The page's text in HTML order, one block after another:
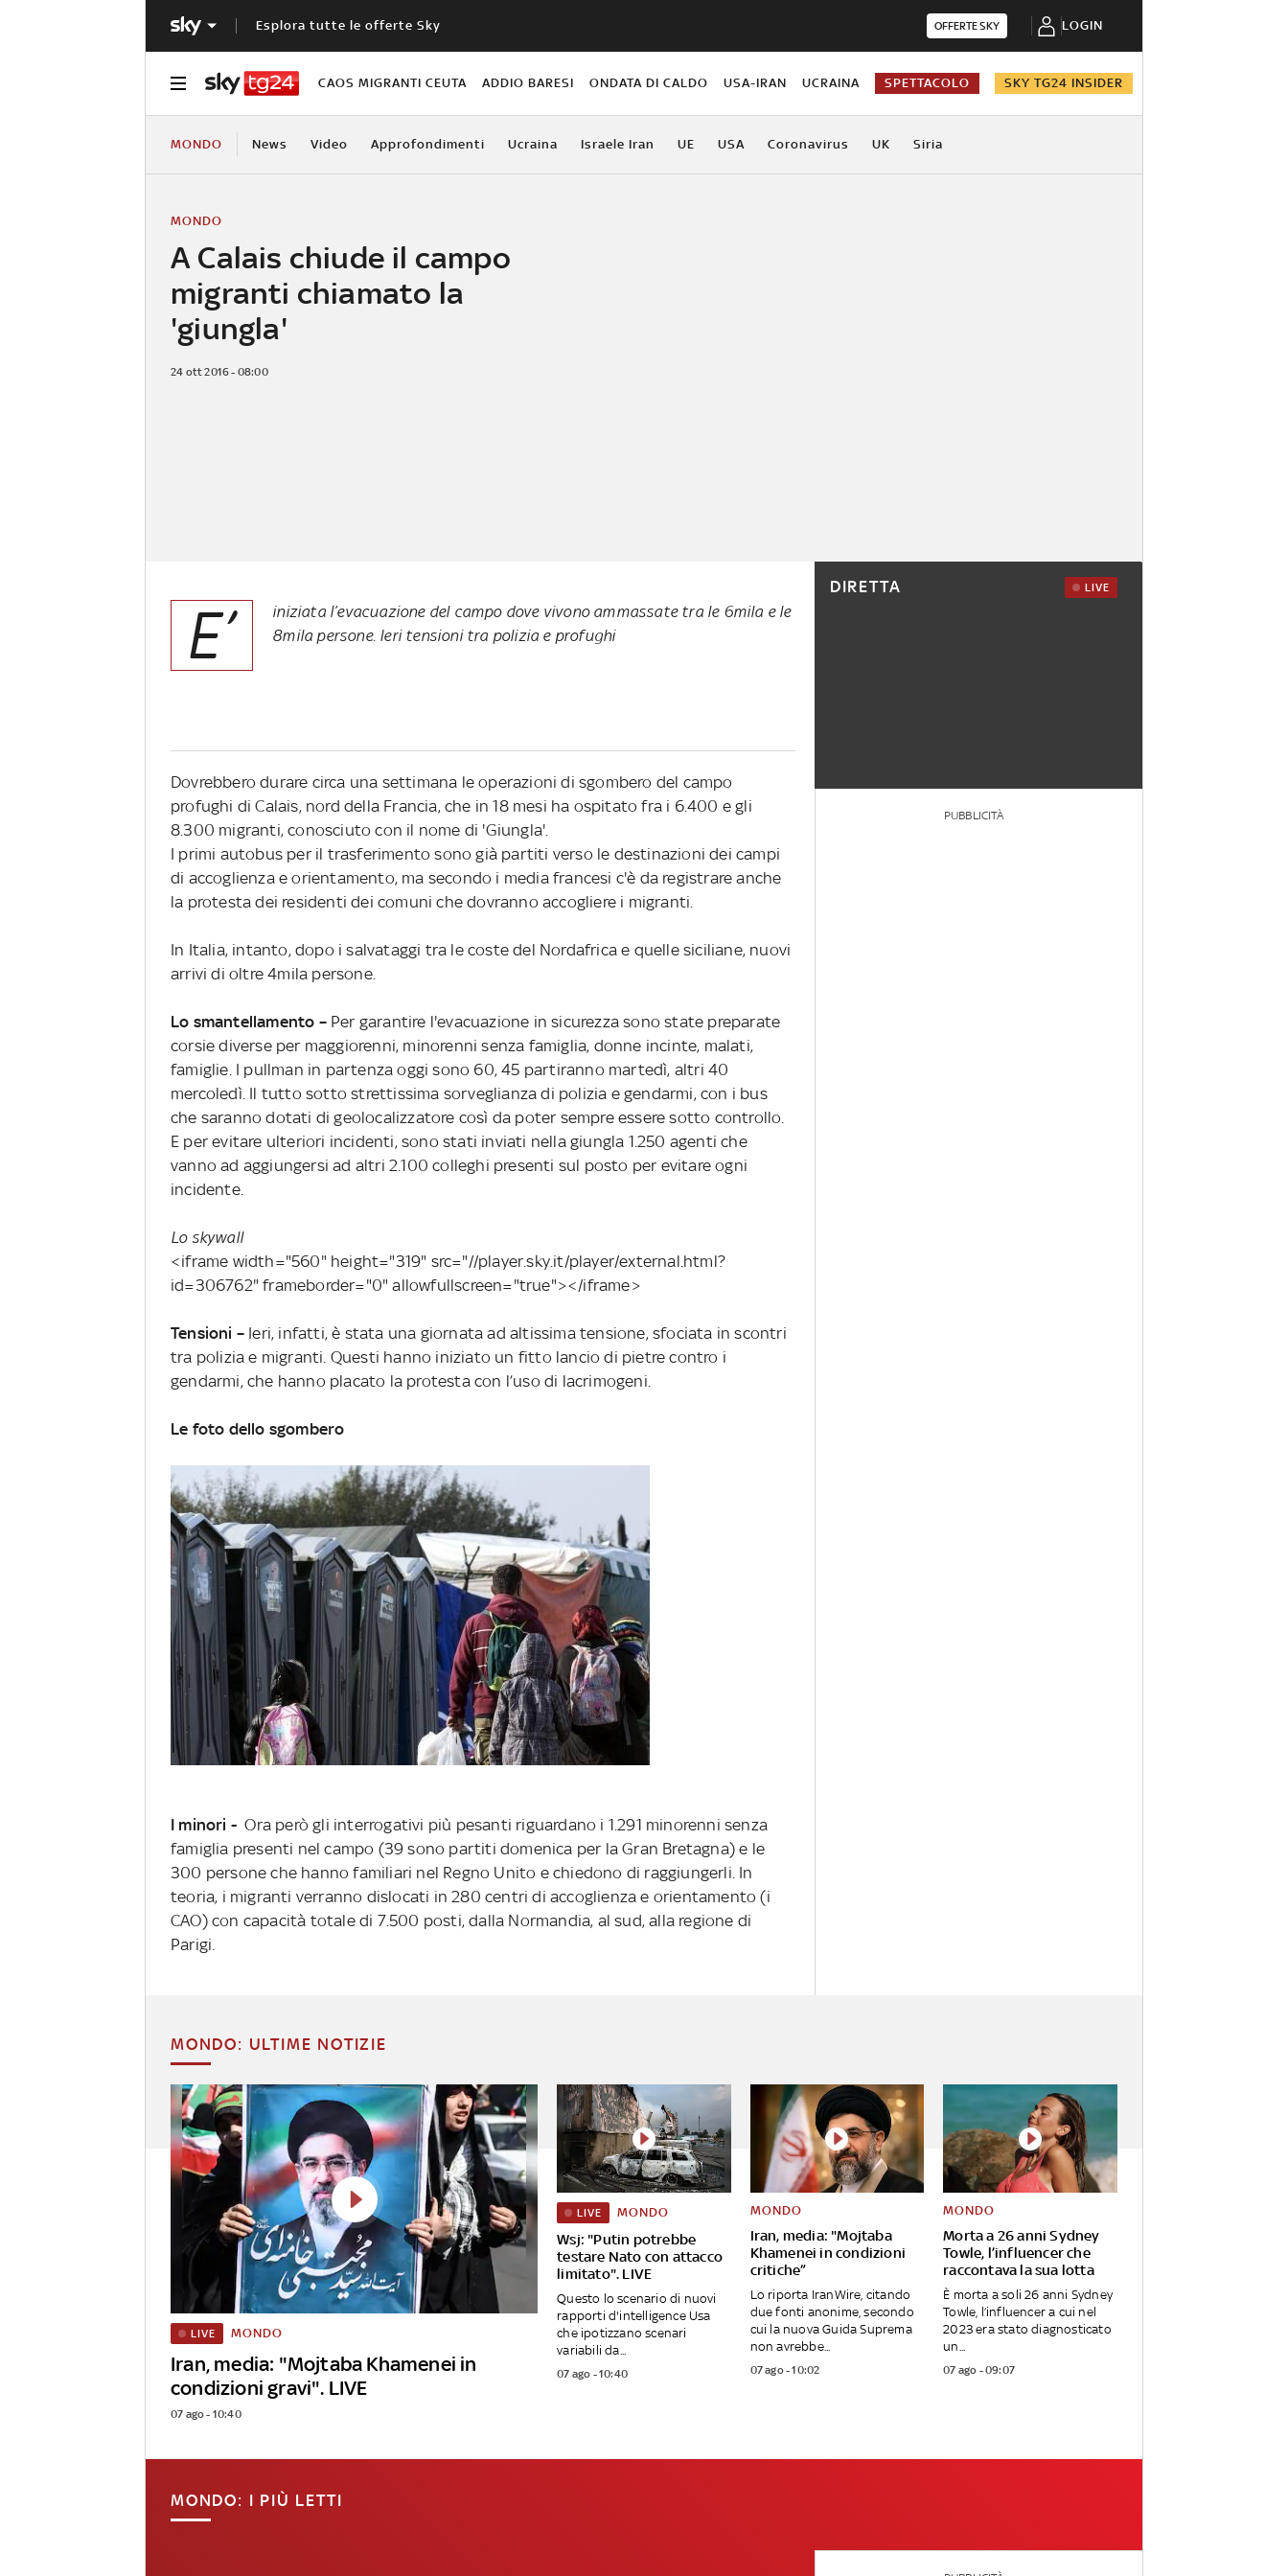
Esplora tutte le offerte Sky OFFERTE SKY LOGIN
CAOS MIGRANTI CEUTA ADDIO BARESI ONDATA DI CALDO USA-IRAN UCRAINA SPETTACOLO SKY TG24 INSIDER
MONDO News Video Approfondimenti Ucraina Israele Iran UE USA Coronavirus UK Siria
A Calais chiude il campo
migranti chiamato la
'giungla'
MONDO
24 ott 2016 - 08:00
E’
iniziata l’evacuazione del campo dove vivono ammassate tra le 6mila e le
8mila persone. Ieri tensioni tra polizia e profughi
Dovrebbero durare circa una settimana le operazioni di sgombero del campo
profughi di Calais, nord della Francia, che in 18 mesi ha ospitato fra i 6.400 e gli
8.300 migranti, conosciuto con il nome di 'Giungla'.
I primi autobus per il trasferimento sono già partiti verso le destinazioni dei campi
di accoglienza e orientamento, ma secondo i media francesi c'è da registrare anche
la protesta dei residenti dei comuni che dovranno accogliere i migranti.
In Italia, intanto, dopo i salvataggi tra le coste del Nordafrica e quelle siciliane, nuovi
arrivi di oltre 4mila persone.
Lo smantellamento –Per garantire l'evacuazione in sicurezza sono state preparate
corsie diverse per maggiorenni, minorenni senza famiglia, donne incinte, malati,
famiglie. I pullman in partenza oggi sono 60, 45 partiranno martedì, altri 40
mercoledì. Il tutto sotto strettissima sorveglianza di polizia e gendarmi, con i bus
che saranno dotati di geolocalizzatore così da poter sempre essere sotto controllo.
E per evitare ulteriori incidenti, sono stati inviati nella giungla 1.250 agenti che
vanno ad aggiungersi ad altri 2.100 colleghi presenti sul posto per evitare ogni
incidente.
Lo skywall
<iframe width="560" height="319" src="//player.sky.it/player/external.html?
id=306762" frameborder="0" allowfullscreen="true"></iframe>
Tensioni –Ieri, infatti, è stata una giornata ad altissima tensione, sfociata in scontri
tra polizia e migranti. Questi hanno iniziato un fitto lancio di pietre contro i
gendarmi, che hanno placato la protesta con l’uso di lacrimogeni.
Le foto dello sgombero
I minori - Ora però gli interrogativi più pesanti riguardano i 1.291 minorenni senza
famiglia presenti nel campo (39 sono partiti domenica per la Gran Bretagna) e le
300 persone che hanno familiari nel Regno Unito e chiedono di raggiungerli. In
teoria, i migranti verranno dislocati in 280 centri di accoglienza e orientamento (i
CAO) con capacità totale di 7.500 posti, dalla Normandia, al sud, alla regione di
Parigi.
DIRETTA LIVE
PUBBLICITÀ
MONDO: ULTIME NOTIZIE
Iran, media: "Mojtaba Khamenei in
condizioni gravi". LIVE
LIVE MONDO
07 ago - 10:40
Wsj: "Putin potrebbe
testare Nato con attacco
limitato". LIVE
LIVE MONDO
Questo lo scenario di nuovi
rapporti d'intelligence Usa
che ipotizzano scenari
variabili da...
07 ago - 10:40
Iran, media: "Mojtaba
Khamenei in condizioni
critiche”
MONDO
Lo riporta IranWire, citando
due fonti anonime, secondo
cui la nuova Guida Suprema
non avrebbe...
07 ago - 10:02
Morta a 26 anni Sydney
Towle, l’influencer che
raccontava la sua lotta
MONDO
È morta a soli 26 anni Sydney
Towle, l’influencer a cui nel
2023 era stato diagnosticato
un...
07 ago - 09:07
MONDO: I PIÙ LETTI